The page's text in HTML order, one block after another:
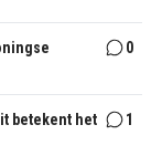
0
betekent het
1